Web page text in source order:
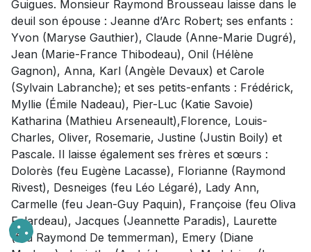
Guigues. Monsieur Raymond Brousseau laisse dans le
deuil son épouse : Jeanne d’Arc Robert; ses enfants :
Yvon (Maryse Gauthier), Claude (Anne-Marie Dugré),
Jean (Marie-France Thibodeau), Onil (Hélène
Gagnon), Anna, Karl (Angèle Devaux) et Carole
(Sylvain Labranche); et ses petits-enfants : Frédérick,
Myllie (Émile Nadeau), Pier-Luc (Katie Savoie)
Katharina (Mathieu Arseneault),Florence, Louis-
Charles, Oliver, Rosemarie, Justine (Justin Boily) et
Pascale. Il laisse également ses frères et sœurs :
Dolorès (feu Eugène Lacasse), Florianne (Raymond
Rivest), Desneiges (feu Léo Légaré), Lady Ann,
Carmelle (feu Jean-Guy Paquin), Françoise (feu Oliva
Falardeau), Jacques (Jeannette Paradis), Laurette
(feu Raymond De temmerman), Emery (Diane